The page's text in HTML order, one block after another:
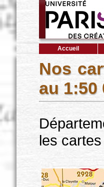
Accueil
Nos
au 1:50
les